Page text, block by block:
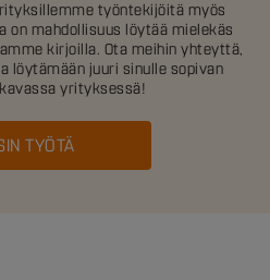
työntekijöitä myös
on mahdollisuus löytää mielekäs
kirjoilla. Ota meihin yhteyttä,
löytämään juuri sinulle sopivan
yrityksessä!
TYÖTÄ